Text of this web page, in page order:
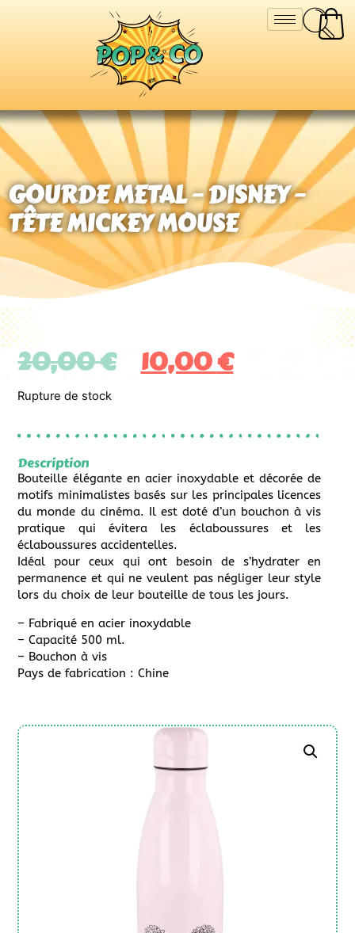
GOURDE METAL – DISNEY –
TÊTE MICKEY MOUSE
20,00€ 10,00€
Rupture de stock
Description
Bouteille élégante en acier inoxydable et décorée de
motifs minimalistes basés sur les principales licences
du monde du cinéma. Il est doté d’un bouchon à vis
pratique qui évitera les éclaboussures et les
éclaboussures accidentelles.
Idéal pour ceux qui ont besoin de s’hydrater en
permanence et qui ne veulent pas négliger leur style
lors du choix de leur bouteille de tous les jours.
– Fabriqué en acier inoxydable
– Capacité 500 ml.
– Bouchon à vis
Pays de fabrication : Chine